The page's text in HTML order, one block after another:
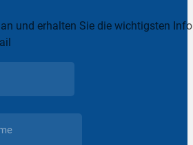
und erhalten Sie die wichtigsten